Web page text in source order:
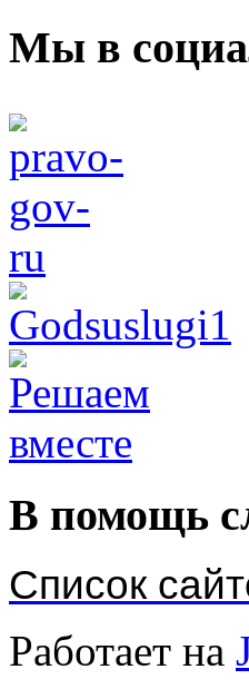
Мы в
В помощь
Список
Работает на